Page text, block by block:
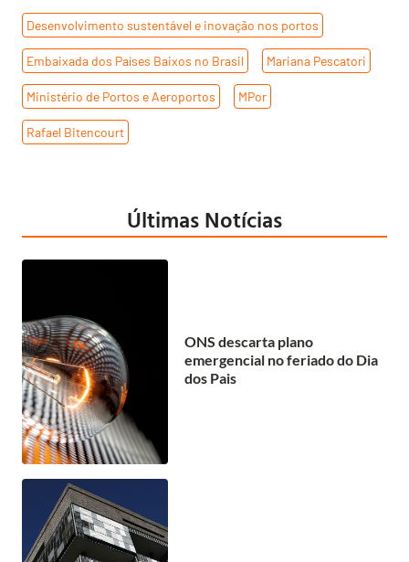
Desenvolvimento sustentável e inovação nos portos
Embaixada dos Países Baixos no Brasil Mariana Pescatori
Ministério de Portos e Aeroportos MPor
Rafael Bitencourt
Últimas Notícias
ONS descarta plano
emergencial no feriado do Dia
dos Pais